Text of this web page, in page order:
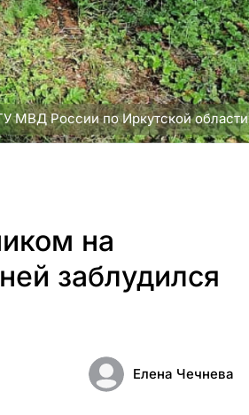
МВД России по Иркутской области
на
заблудился
Елена Чечнева